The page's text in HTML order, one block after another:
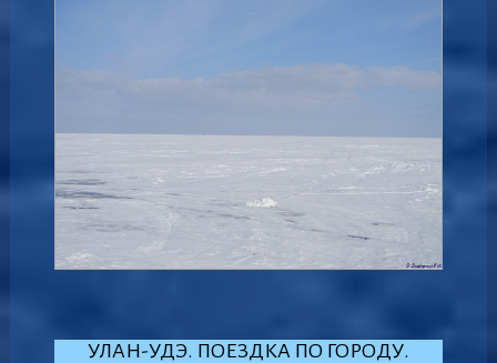
УЛАН-УДЭ. ПОЕЗДКА ПО ГОРОДУ.